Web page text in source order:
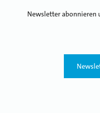
Newsletter abonnieren